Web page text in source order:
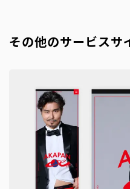
その他のサービスサ